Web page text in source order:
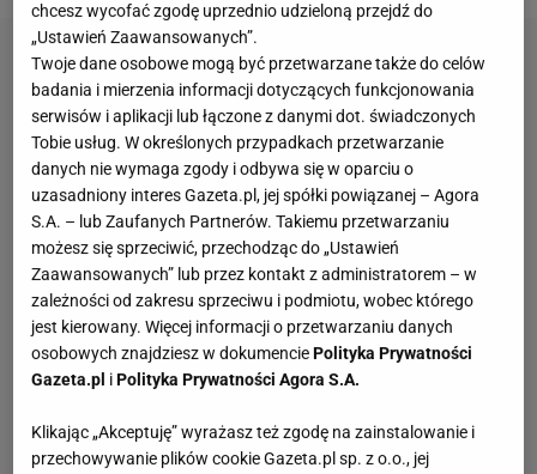
chcesz wycofać zgodę uprzednio udzieloną przejdź do
„Ustawień Zaawansowanych”.
Twoje dane osobowe mogą być przetwarzane także do celów
badania i mierzenia informacji dotyczących funkcjonowania
serwisów i aplikacji lub łączone z danymi dot. świadczonych
Tobie usług. W określonych przypadkach przetwarzanie
danych nie wymaga zgody i odbywa się w oparciu o
uzasadniony interes Gazeta.pl, jej spółki powiązanej – Agora
S.A. – lub Zaufanych Partnerów. Takiemu przetwarzaniu
możesz się sprzeciwić, przechodząc do „Ustawień
Zaawansowanych” lub przez kontakt z administratorem – w
zależności od zakresu sprzeciwu i podmiotu, wobec którego
jest kierowany. Więcej informacji o przetwarzaniu danych
osobowych znajdziesz w dokumenciePolityka Prywatności
Gazeta.pl iPolityka Prywatności Agora S.A.
Klikając „Akceptuję” wyrażasz też zgodę na zainstalowanie i
przechowywanie plików cookie Gazeta.pl sp. z o.o., jej